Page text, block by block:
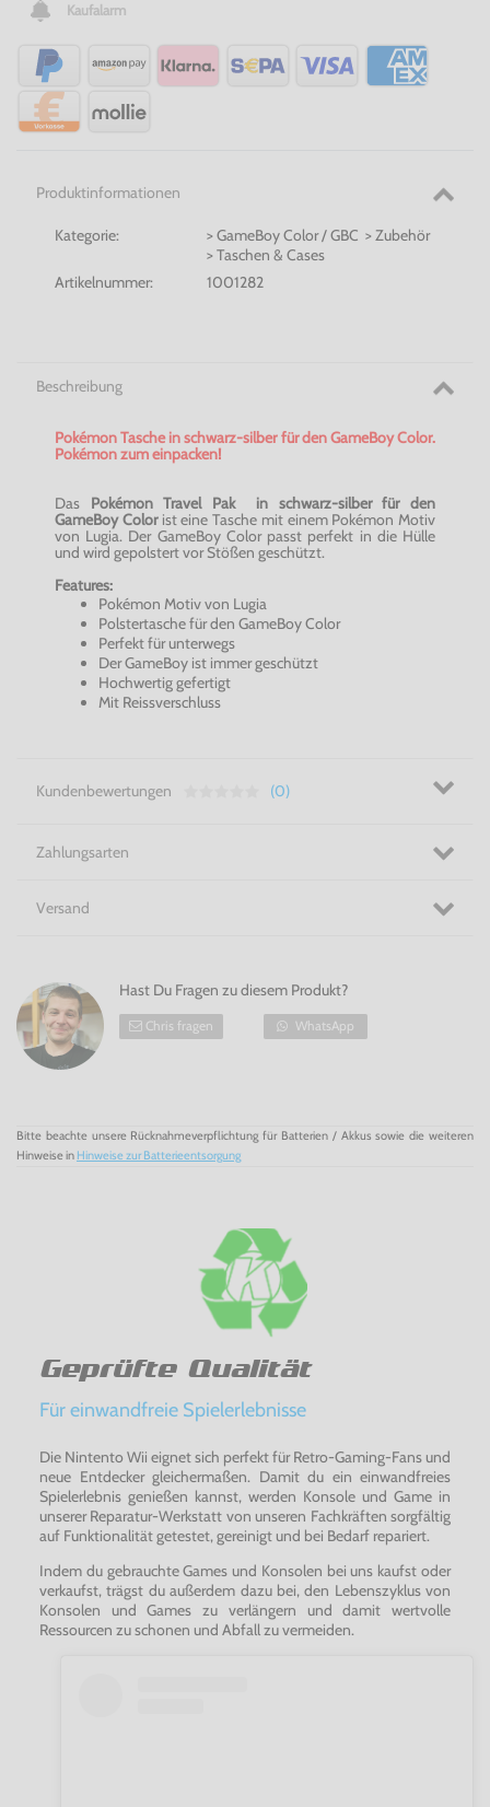
Kaufalarm
Produktinformationen
Kategorie:
> GameBoy Color / GBC > Zubehör
> Taschen & Cases
Artikelnummer:
1001282
Beschreibung
Pokémon Tasche in schwarz-silber für den GameBoy Color.
Pokémon zum einpacken!
Das Pokémon Travel Pak in schwarz-silber für den
GameBoy Colorist eine Tasche mit einem Pokémon Motiv
von Lugia. Der GameBoy Color passt perfekt in die Hülle
und wird gepolstert vor Stößen geschützt.
Features:
Pokémon Motiv von Lugia
Polstertasche für den GameBoy Color
Perfekt für unterwegs
Der GameBoy ist immer geschützt
Hochwertig gefertigt
Mit Reissverschluss
Kundenbewertungen (0)
Zahlungsarten
Versand
Hast Du Fragen zu diesem Produkt?
Chris fragen WhatsApp
Bitte beachte unsere Rücknahmeverpflichtung für Batterien / Akkus sowie die weiteren
Hinweise in Hinweise zur Batterieentsorgung
Geprüfte Qualität
Für einwandfreie Spielerlebnisse
Die Nintento Wii eignet sich perfekt für Retro-Gaming-Fans und
neue Entdecker gleichermaßen. Damit du ein einwandfreies
Spielerlebnis genießen kannst, werden Konsole und Game in
unserer Reparatur-Werkstatt von unseren Fachkräften sorgfältig
auf Funktionalität getestet, gereinigt und bei Bedarf repariert.
Indem du gebrauchte Games und Konsolen bei uns kaufst oder
verkaufst, trägst du außerdem dazu bei, den Lebenszyklus von
Konsolen und Games zu verlängern und damit wertvolle
Ressourcen zu schonen und Abfall zu vermeiden.